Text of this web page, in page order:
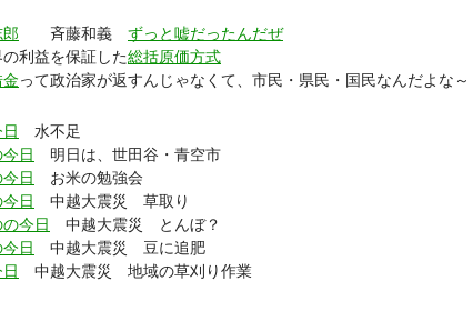
斉藤和義 ずっと嘘だったんだぜ
利益を保証した総括原価方式
金って政治家が返すんじゃなくて、市民・県民・国民なんだよな～
水不足
日
明日は、世田谷・青空市
日
お米の勉強会
日
中越大震災 草取り
今日
中越大震災 とんぼ？
日
中越大震災 豆に追肥
中越大震災 地域の草刈り作業